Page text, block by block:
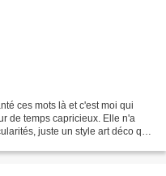
ces mots là et c'est moi qui
de temps capricieux. Elle n'a
juste un style art déco qui